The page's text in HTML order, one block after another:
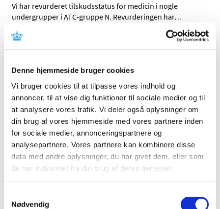
Denne hjemmeside bruger cookies
Vi bruger cookies til at tilpasse vores indhold og
annoncer, til at vise dig funktioner til sociale medier og til
at analysere vores trafik. Vi deler også oplysninger om
din brug af vores hjemmeside med vores partnere inden
for sociale medier, annonceringspartnere og
analysepartnere. Vores partnere kan kombinere disse
data med andre oplysninger, du har givet dem, eller som
de har indsamlet fra din brug af deres tjenester.
Nødvendig
Vi har revurderet tilskudsstatus for medicin i nogle
undergrupper i ATC-gruppe N. Revurderingen har…
Rapporter om alvorlige bivirkninger ved
skal ikke til LMST
Lægemiddelstyrelsen stiller ikke længere krav om
overførsel af rapporter om 3. lands alvorlige og…
Medicintilskudsnævnet har modtaget 12 nye
høringssvar om tilskudsstatus for medicin mod
astma og KOL
|3. juli 2017|